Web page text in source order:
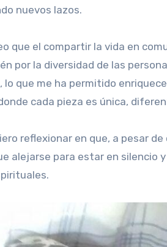
nuevos lazos.
que el compartir la vida en
por la diversidad de las
que me ha permitido
cada pieza es única,
reflexionar en que, a pesar
alejarse para estar en silencio